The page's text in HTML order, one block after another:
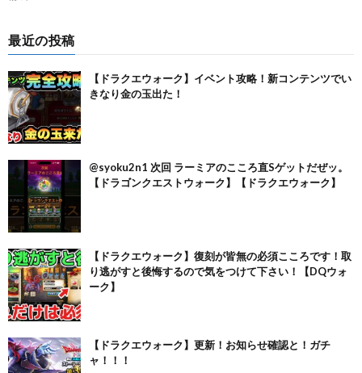
最近の投稿
【ドラクエウォーク】イベント攻略！新コンテンツでい
きなり金の玉出た！
@syoku2n1 次回 ラーミアのこころ直Sゲットだぜッ。
【ドラゴンクエストウォーク】【ドラクエウォーク】
【ドラクエウォーク】復刻が皆無の必須こころです！取
り逃がすと後悔するので気をつけて下さい！【DQウォ
ーク】
【ドラクエウォーク】更新！お知らせ確認と！ガチ
ャ！！！